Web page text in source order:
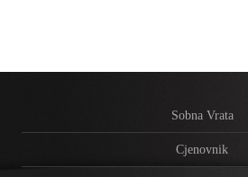
Sobna Vrata
Cjenovnik